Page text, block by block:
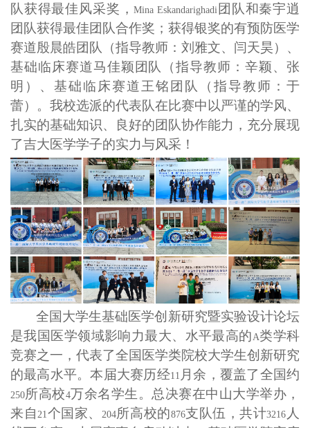
队获得最佳风采奖，Mina Eskandarighadi 团队和秦宇逍
团队获得最佳团队合作奖；获得银奖的有预防医学
赛道殷晨皓团队（指导教师：刘雅文、闫天昊）、
基础临床赛道马佳颖团队（指导教师：辛颖、张
明）、基础临床赛道王铭团队（指导教师：于
蕾）。我校选派的代表队在比赛中以严谨的学风、
扎实的基础知识、良好的团队协作能力，充分展现
了吉大医学学子的实力与风采！
全国大学生基础医学创新研究暨实验设计论坛
是我国医学领域影响力最大、水平最高的A类学科
竞赛之一，代表了全国医学类院校大学生创新研究
的最高水平。本届大赛历经11 月余，覆盖了全国约
250所高校4万余名学生。总决赛在中山大学举办，
来自 21个国家、 204所高校的876支队伍，共计3216 人